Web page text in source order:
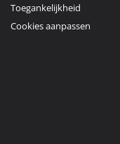
Toegankelijkheid
Cookies aanpassen